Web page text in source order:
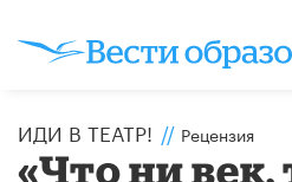
ИДИ В ТЕАТР! // Рецензия
«Что ни век,